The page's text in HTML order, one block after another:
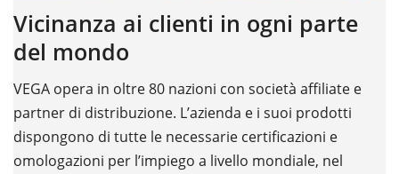
Vicinanza ai clienti in ogni parte
del mondo
VEGA opera in oltre 80 nazioni con società affiliate e
partner di distribuzione. L’azienda e i suoi prodotti
dispongono di tutte le necessarie certificazioni e
omologazioni per l’impiego a livello mondiale, nel